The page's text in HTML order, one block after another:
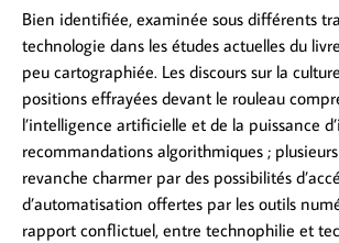
Bien identifiée, examinée sous différents
technologie dans les études actuelles du
peu cartographiée. Les discours sur la
positions effrayées devant le rouleau
l’intelligence artificielle et de la puissance
recommandations algorithmiques ;
revanche charmer par des possibilités
d’automatisation offertes par les outils
rapport conflictuel, entre technophilie et